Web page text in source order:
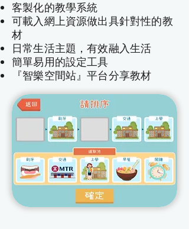
客製化的教學系統
可載入網上資源做出具針對性的教
材
日常生活主題，有效融入生活
​簡單易用的設定工具
​『智樂空間站』平台分享教材